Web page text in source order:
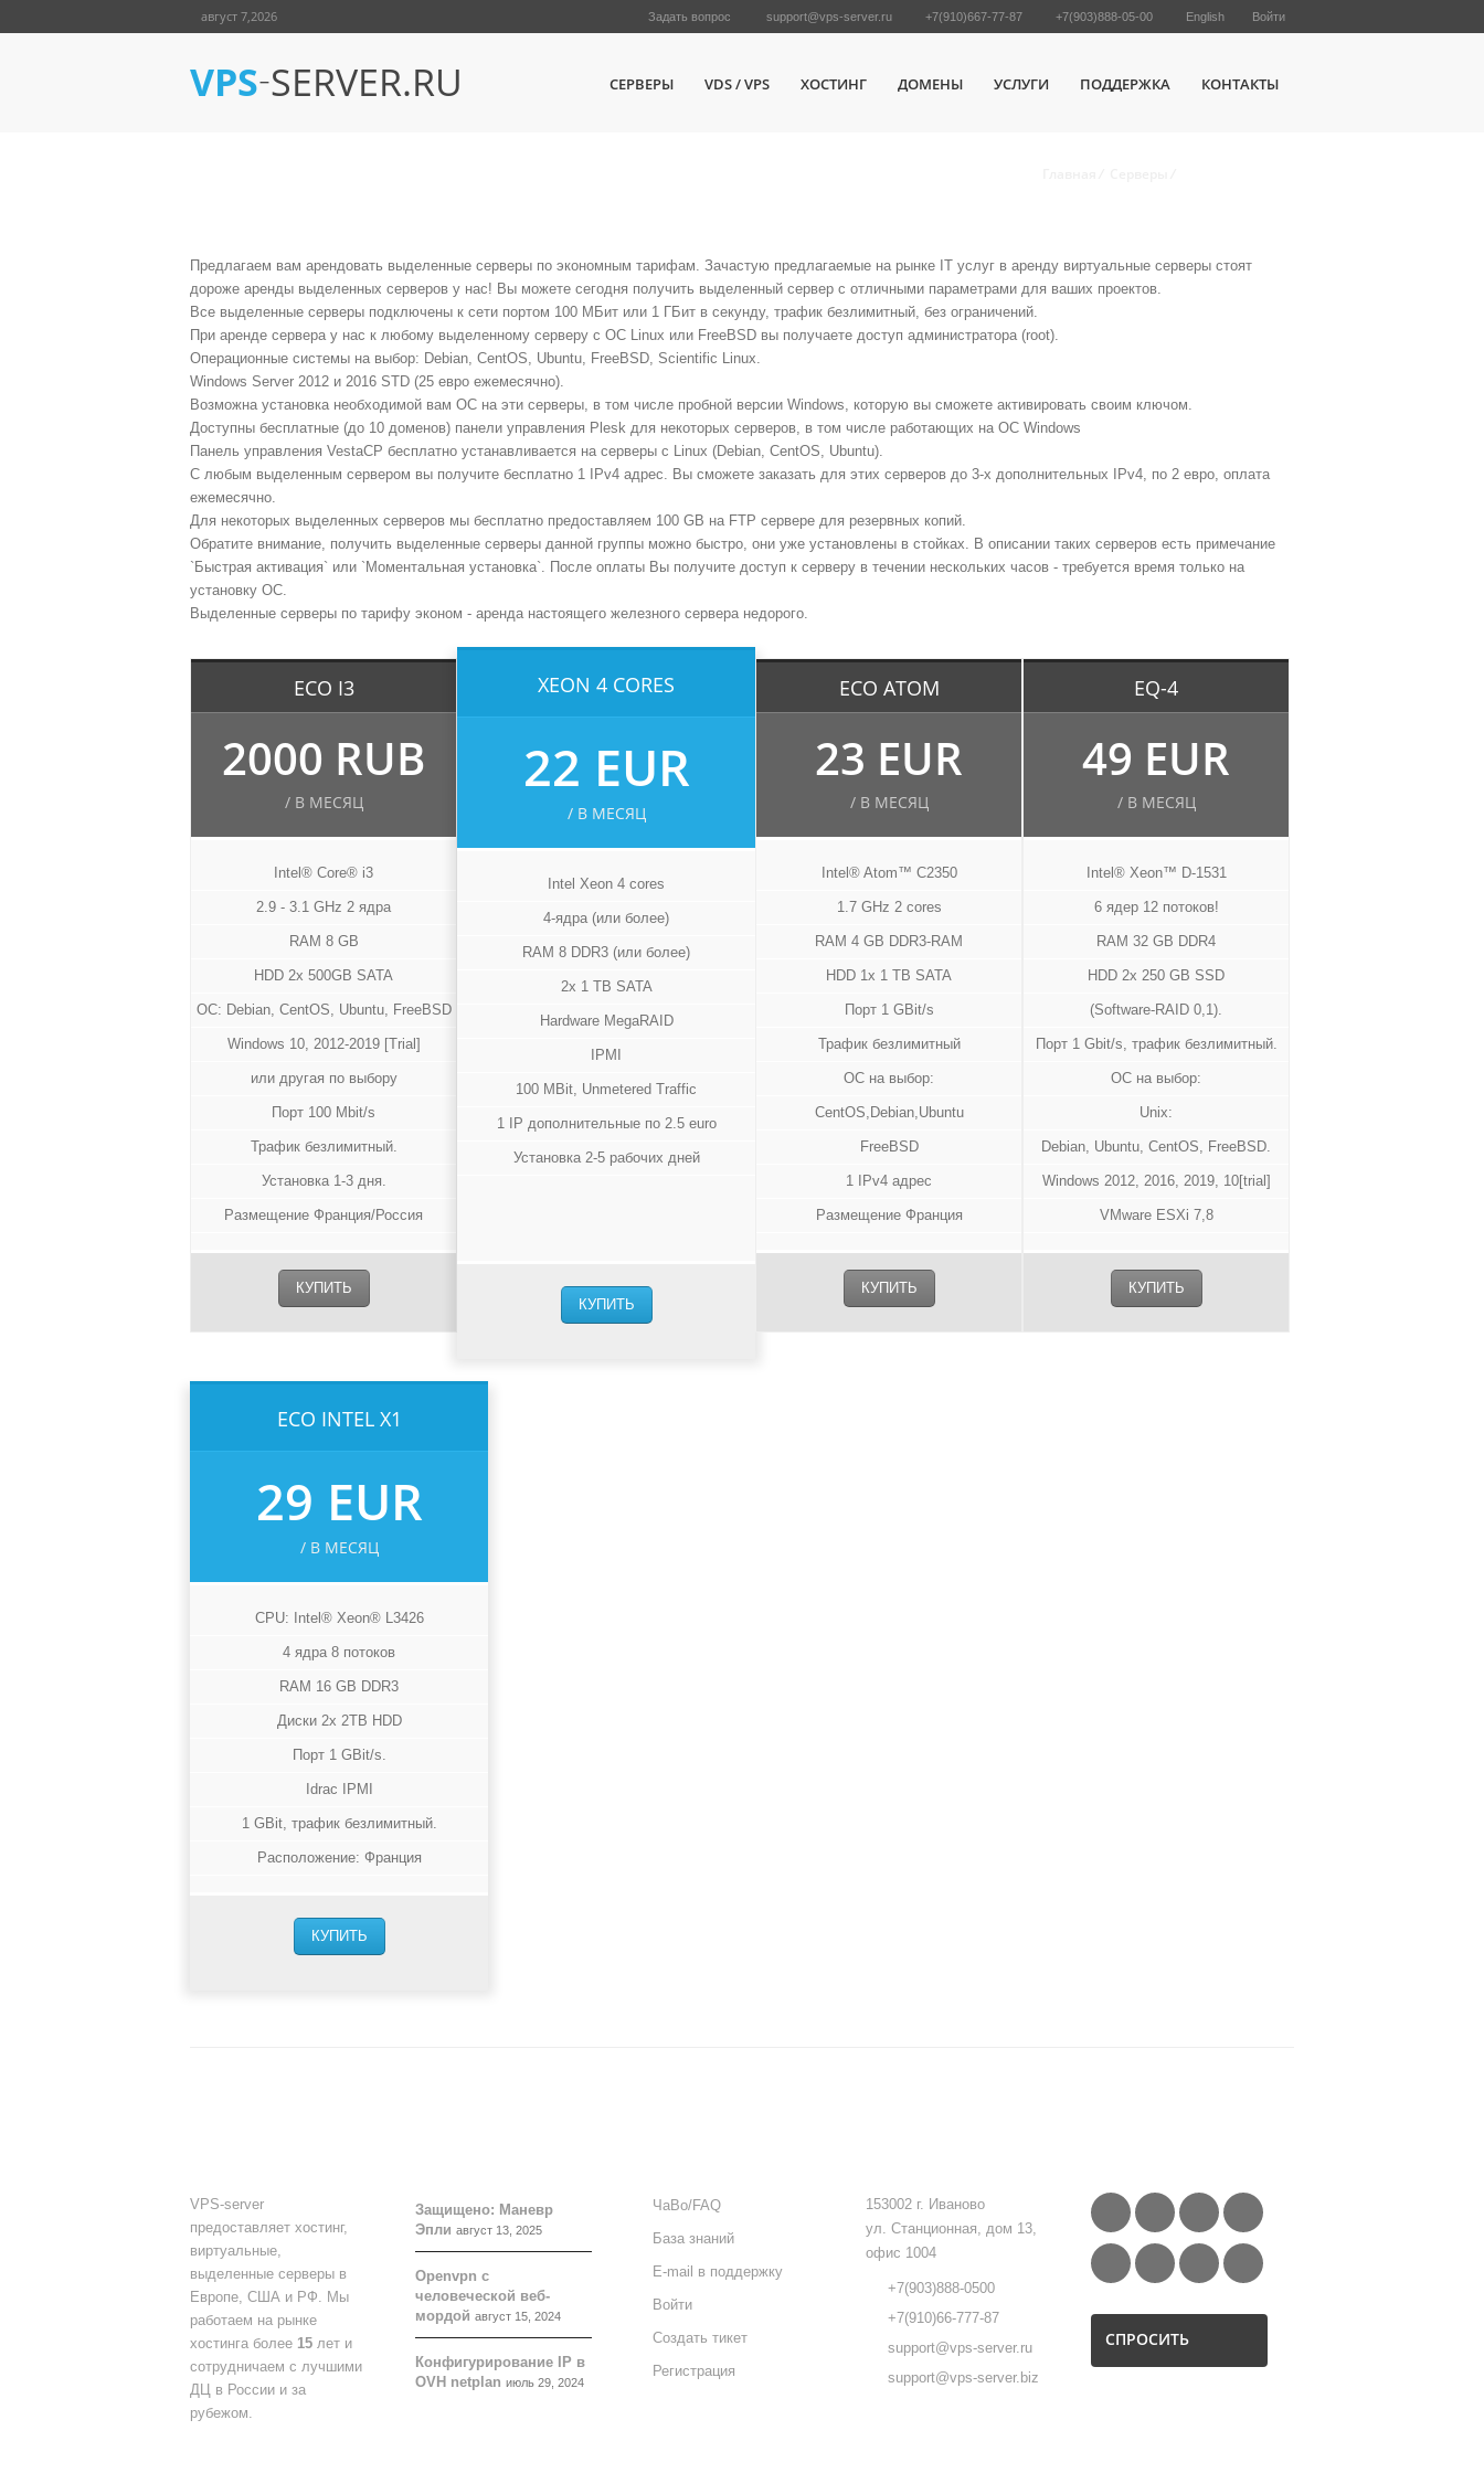
август 7,2026 Задать вопрос support@vps-server.ru +7(910)667-77-87 +7(903)888-05-00 English Войти
VPS-SERVER.RU СЕРВЕРЫ VDS / VPS ХОСТИНГ ДОМЕНЫ УСЛУГИ ПОДДЕРЖКА КОНТАКТЫ
Предлагаем вам арендовать выделенные серверы по экономным тарифам. Зачастую предлагаемые на рынке IT услуг в аренду виртуальные серверы стоят
дороже аренды выделенных серверов у нас! Вы можете сегодня получить выделенный сервер с отличными параметрами для ваших проектов.
Все выделенные серверы подключены к сети портом 100 МБит или 1 ГБит в секунду, трафик безлимитный, без ограничений.
При аренде сервера у нас к любому выделенному серверу с ОС Linux или FreeBSD вы получаете доступ администратора (root).
Операционные системы на выбор: Debian, CentOS, Ubuntu, FreeBSD, Scientific Linux.
Windows Server 2012 и 2016 STD (25 евро ежемесячно).
Возможна установка необходимой вам ОС на эти серверы, в том числе пробной версии Windows, которую вы сможете активировать своим ключом.
Доступны бесплатные (до 10 доменов) панели управления Plesk для некоторых серверов, в том числе работающих на ОС Windows
Панель управления VestaCP бесплатно устанавливается на серверы с Linux (Debian, CentOS, Ubuntu).
С любым выделенным сервером вы получите бесплатно 1 IPv4 адрес. Вы сможете заказать для этих серверов до 3-х дополнительных IPv4, по 2 евро, оплата
ежемесячно.
Для некоторых выделенных серверов мы бесплатно предоставляем 100 GB на FTP сервере для резервных копий.
Обратите внимание, получить выделенные серверы данной группы можно быстро, они уже установлены в стойках. В описании таких серверов есть примечание
`Быстрая активация` или `Моментальная установка`. После оплаты Вы получите доступ к серверу в течении нескольких часов - требуется время только на
установку ОС.
Выделенные серверы по тарифу эконом - аренда настоящего железного сервера недорого.
ECO I3
2000 RUB
/ В МЕСЯЦ
Intel® Core® i3
2.9 - 3.1 GHz 2 ядра
RAM 8 GB
HDD 2x 500GB SATA
ОС: Debian, CentOS, Ubuntu, FreeBSD
Windows 10, 2012-2019 [Trial]
или другая по выбору
Порт 100 Mbit/s
Трафик безлимитный.
Установка 1-3 дня.
Размещение Франция/Россия
КУПИТЬ
XEON 4 CORES
22 EUR
/ В МЕСЯЦ
Intel Xeon 4 cores
4-ядра (или более)
RAM 8 DDR3 (или более)
2x 1 TB SATA
Hardware MegaRAID
IPMI
100 MBit, Unmetered Traffic
1 IP дополнительные по 2.5 euro
Установка 2-5 рабочих дней
КУПИТЬ
ECO ATOM
23 EUR
/ В МЕСЯЦ
Intel® Atom™ C2350
1.7 GHz 2 cores
RAM 4 GB DDR3-RAM
HDD 1x 1 TB SATA
Порт 1 GBit/s
Трафик безлимитный
ОС на выбор:
CentOS,Debian,Ubuntu
FreeBSD
1 IPv4 адрес
Размещение Франция
КУПИТЬ
EQ-4
49 EUR
/ В МЕСЯЦ
Intel® Xeon™ D-1531
6 ядер 12 потоков!
RAM 32 GB DDR4
HDD 2x 250 GB SSD
(Software-RAID 0,1).
Порт 1 Gbit/s, трафик безлимитный.
ОС на выбор:
Unix:
Debian, Ubuntu, CentOS, FreeBSD.
Windows 2012, 2016, 2019, 10[trial]
VMware ESXi 7,8
КУПИТЬ
ECO INTEL X1
29 EUR
/ В МЕСЯЦ
CPU: Intel® Xeon® L3426
4 ядра 8 потоков
RAM 16 GB DDR3
Диски 2x 2TB HDD
Порт 1 GBit/s.
Idrac IPMI
1 GBit, трафик безлимитный.
Расположение: Франция
КУПИТЬ
VPS-server
предоставляет хостинг,
виртуальные,
выделенные серверы в
Европе, США и РФ. Мы
работаем на рынке
хостинга более 15 лет и
сотрудничаем с лучшими
ДЦ в России и за
рубежом.
Защищено: Маневр
Эпли август 13, 2025
Openvpn с
человеческой веб-
мордой август 15, 2024
Конфигурирование IP в
OVH netplan июль 29, 2024
ЧаВо/FAQ
База знаний
E-mail в поддержку
Войти
Создать тикет
Регистрация
153002 г. Иваново
ул. Станционная, дом 13,
офис 1004
+7(903)888-0500
+7(910)66-777-87
support@vps-server.ru
support@vps-server.biz
СПРОСИТЬ